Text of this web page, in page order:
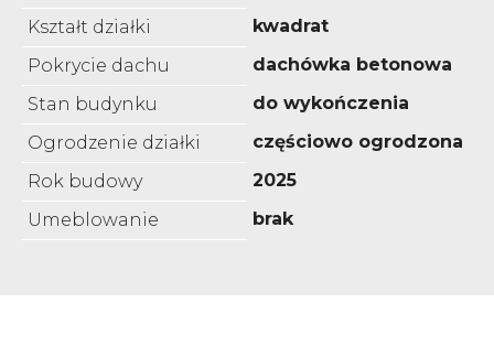
Kształt działki
kwadrat
Pokrycie dachu
dachówka betonowa
Stan budynku
do wykończenia
Ogrodzenie działki
częściowo ogrodzona
Rok budowy
2025
Umeblowanie
brak